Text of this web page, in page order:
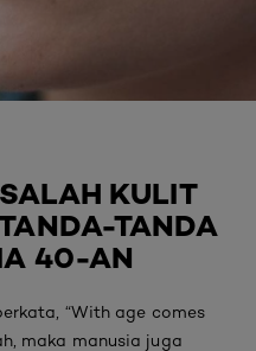
KULIT
TANDA
40-AN
“With age comes
maka manusia juga